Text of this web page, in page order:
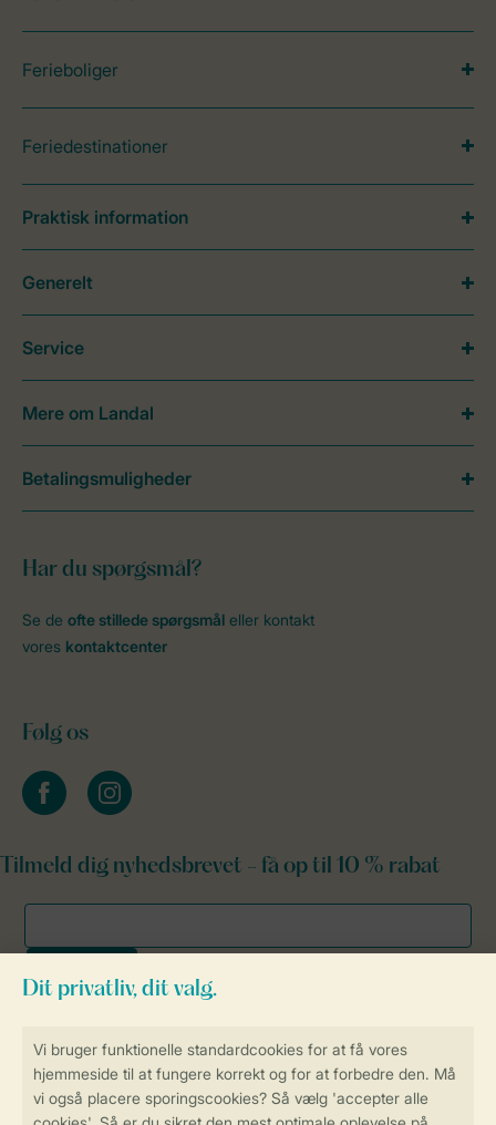
Sikker og hurtig online booking
Sikker datahåndtering
Ferieboliger
Feriedestinationer
Har du spørgsmål?
Se de ofte stillede spørgsmål eller kontakt
vores kontaktcenter
Følg os
facebookinstagram
Tilmeld dig nyhedsbrevet - få op til 10 % rabat
Praktisk information
Generelt
Service
Mere om Landal
Betalingsmuligheder